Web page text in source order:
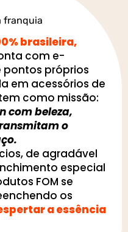
brasileira,
com e-
próprios
em acessórios de
como missão:
com beleza,
o
de agradável
especial
FOM se
os
a essência